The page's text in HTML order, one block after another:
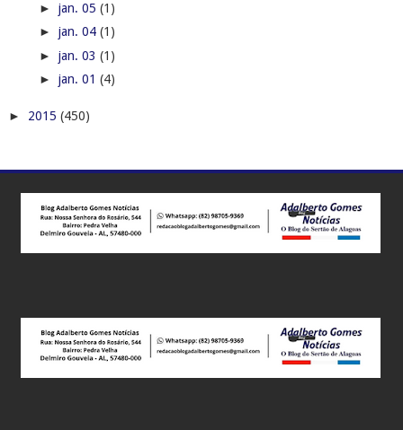
► jan. 05 (1)
► jan. 04 (1)
► jan. 03 (1)
► jan. 01 (4)
► 2015 (450)